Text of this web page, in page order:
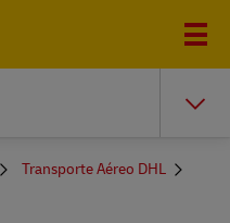
Transporte Aéreo DHL